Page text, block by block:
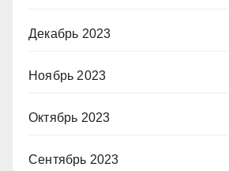
Декабрь 2023
Ноябрь 2023
Октябрь 2023
Сентябрь 2023